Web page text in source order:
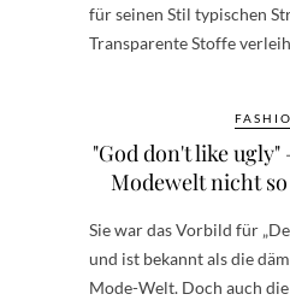
für seinen Stil typischen
Transparente Stoffe
"God don't like ugly"
Modewelt nicht
Sie war das Vorbild für
und ist bekannt als die
Mode-Welt. Doch auch